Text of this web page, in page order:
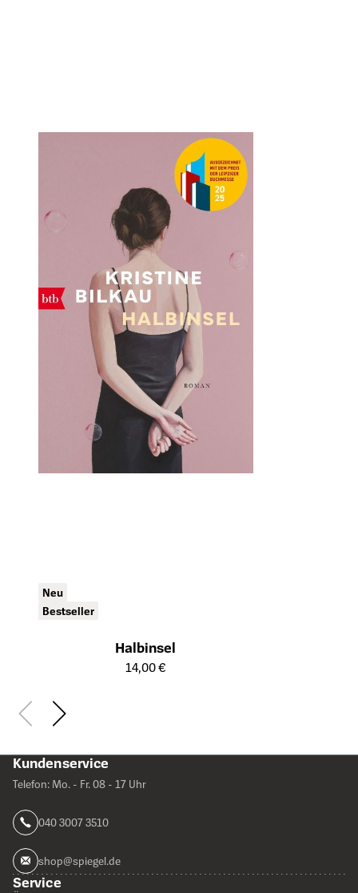
Neu
Bestseller
Halbinsel
Öffnet die Detailseite des Produkts
14,00 €
Kundenservice
Telefon: Mo. - Fr. 08 - 17 Uhr
040 3007 3510
shop@spiegel.de
Service